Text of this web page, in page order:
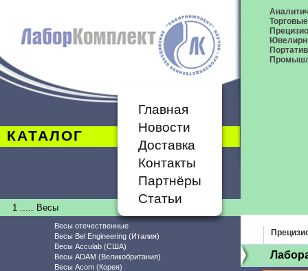
КАТАЛОГ
Главная
Новости
Доставка
Контакты
Партнёры
Статьи
1 ..... Весы
Весы отечественные
Весы Bel Engineering (Италия)
Весы Acculab (США)
Весы ADAM (Великобритания)
Весы Acom (Корея)